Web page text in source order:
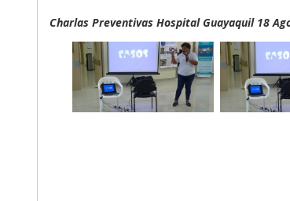
Charlas Preventivas Hospital Guayaquil 18